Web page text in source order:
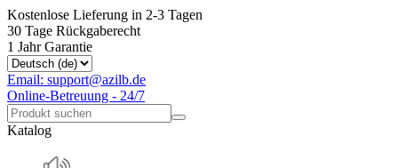
Kostenlose Lieferung in 2-3 Tagen
30 Tage Rückgaberecht
1 Jahr Garantie
Email: support@azilb.de
Online-Betreuung - 24/7
Katalog